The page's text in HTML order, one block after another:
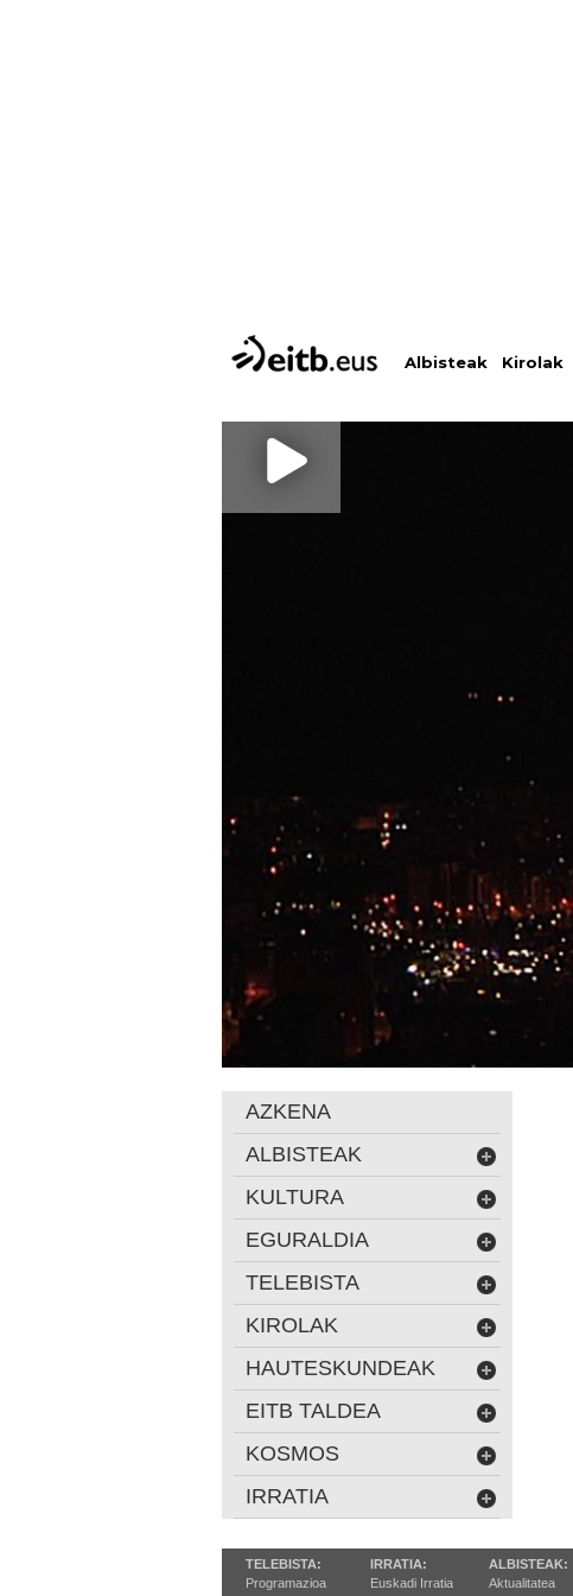
Albisteak Kirolak
AZKENA
ALBISTEAK
KULTURA
EGURALDIA
TELEBISTA
KIROLAK
HAUTESKUNDEAK
EITB TALDEA
KOSMOS
IRRATIA
TELEBISTA:
Programazioa
IRRATIA:
Euskadi Irratia
ALBISTEAK:
Aktualitatea